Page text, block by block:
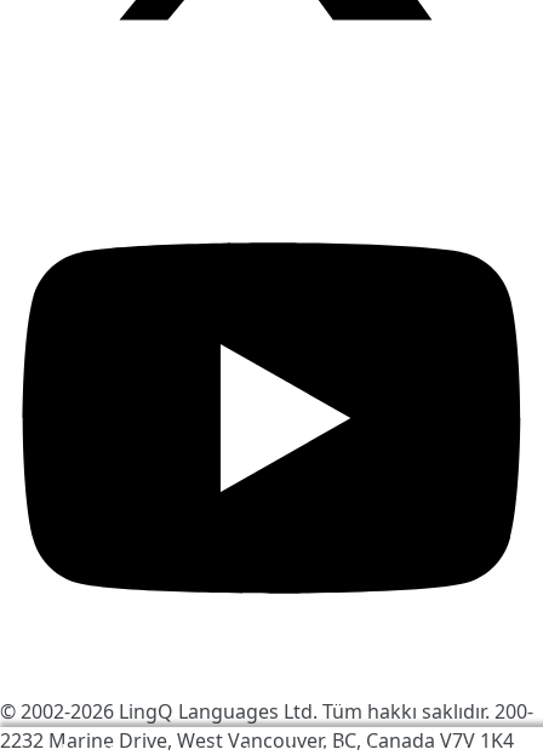
© 2002-2026 LingQ Languages Ltd. Tüm hakkı saklıdır. 200-
2232 Marine Drive, West Vancouver, BC, Canada V7V 1K4